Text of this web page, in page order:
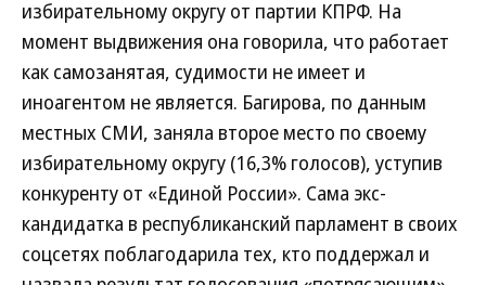
избирательному округу от партии КПРФ. На
момент выдвижения она говорила, что работает
как самозанятая, судимости не имеет и
иноагентом не является. Багирова, по данным
местных СМИ, заняла второе место по своему
избирательному округу (16,3% голосов), уступив
конкуренту от «Единой России». Сама экс-
кандидатка в республиканский парламент в своих
соцсетях поблагодарила тех, кто поддержал и